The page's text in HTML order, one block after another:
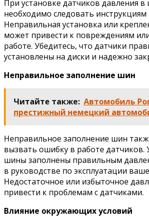
При установке датчиков давления
необходимо следовать инструкциям
Неправильная установка или
может привести к повреждениям
работе. Убедитесь, что датчики
установлены на диски и надежно
Неправильное заполнение шин
Читайте также: Автомобиль
престижный немецкий
Неправильное заполнение шин
вызвать ошибку в работе датчиков.
шины заполнены правильным
в руководстве по эксплуатации
Недостаточное или избыточное
привести к проблемам с датчиками.
Влияние окружающих условий